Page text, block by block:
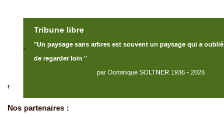
"
Tribune libre
"Un paysage sans arbres est souvent un paysage qui a oublié
de regarder loin "
par Dominique SOLTNER 1936 - 2026
r
Nos partenaires :